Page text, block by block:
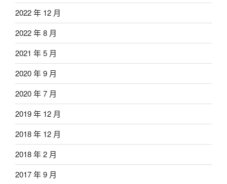
2022 年 12 月
2022 年 8 月
2021 年 5 月
2020 年 9 月
2020 年 7 月
2019 年 12 月
2018 年 12 月
2018 年 2 月
2017 年 9 月